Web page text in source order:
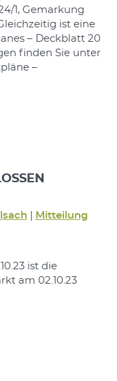
1, Gemarkung
ist eine
– Deckblatt 20
finden Sie unter
–
|
Mitteilung
ist die
am 02.10.23